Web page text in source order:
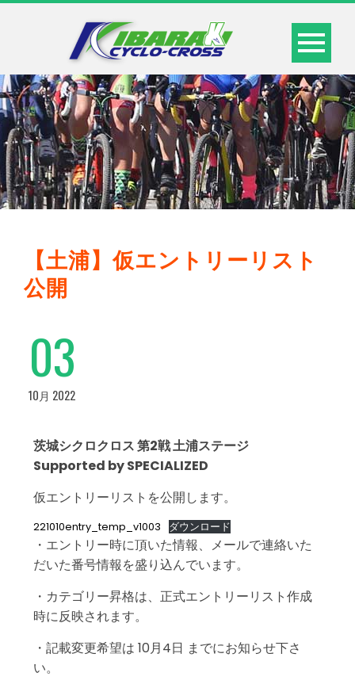
【土浦】仮エントリーリスト
公開
03
10月 2022
茨城シクロクロス 第2戦 土浦ステージ
Supported by SPECIALIZED
仮エントリーリストを公開します。
221010entry_temp_v1003 ダウンロード
・エントリー時に頂いた情報、メールで連絡いた
だいた番号情報を盛り込んでいます。
・カテゴリー昇格は、正式エントリーリスト作成
時に反映されます。
・記載変更希望は 10月4日 までにお知らせ下さ
い。